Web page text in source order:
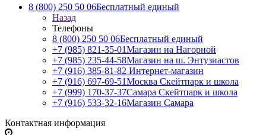
8 (800) 250 50 06Бесплатный единый
Назад
Телефоны
8 (800) 250 50 06Бесплатный единый
+7 (985) 821-35-01Магазин на Нагорной
+7 (985) 235-44-58Магазин на ш. Энтузиастов
+7 (916) 385-81-82 Интернет-магазин
+7 (916) 697-69-51Москва Скейтпарк и школа
+7 (999) 170-37-37Самара Скейтпарк и школа
+7 (916) 533-32-16Магазин Самара
Контактная информация